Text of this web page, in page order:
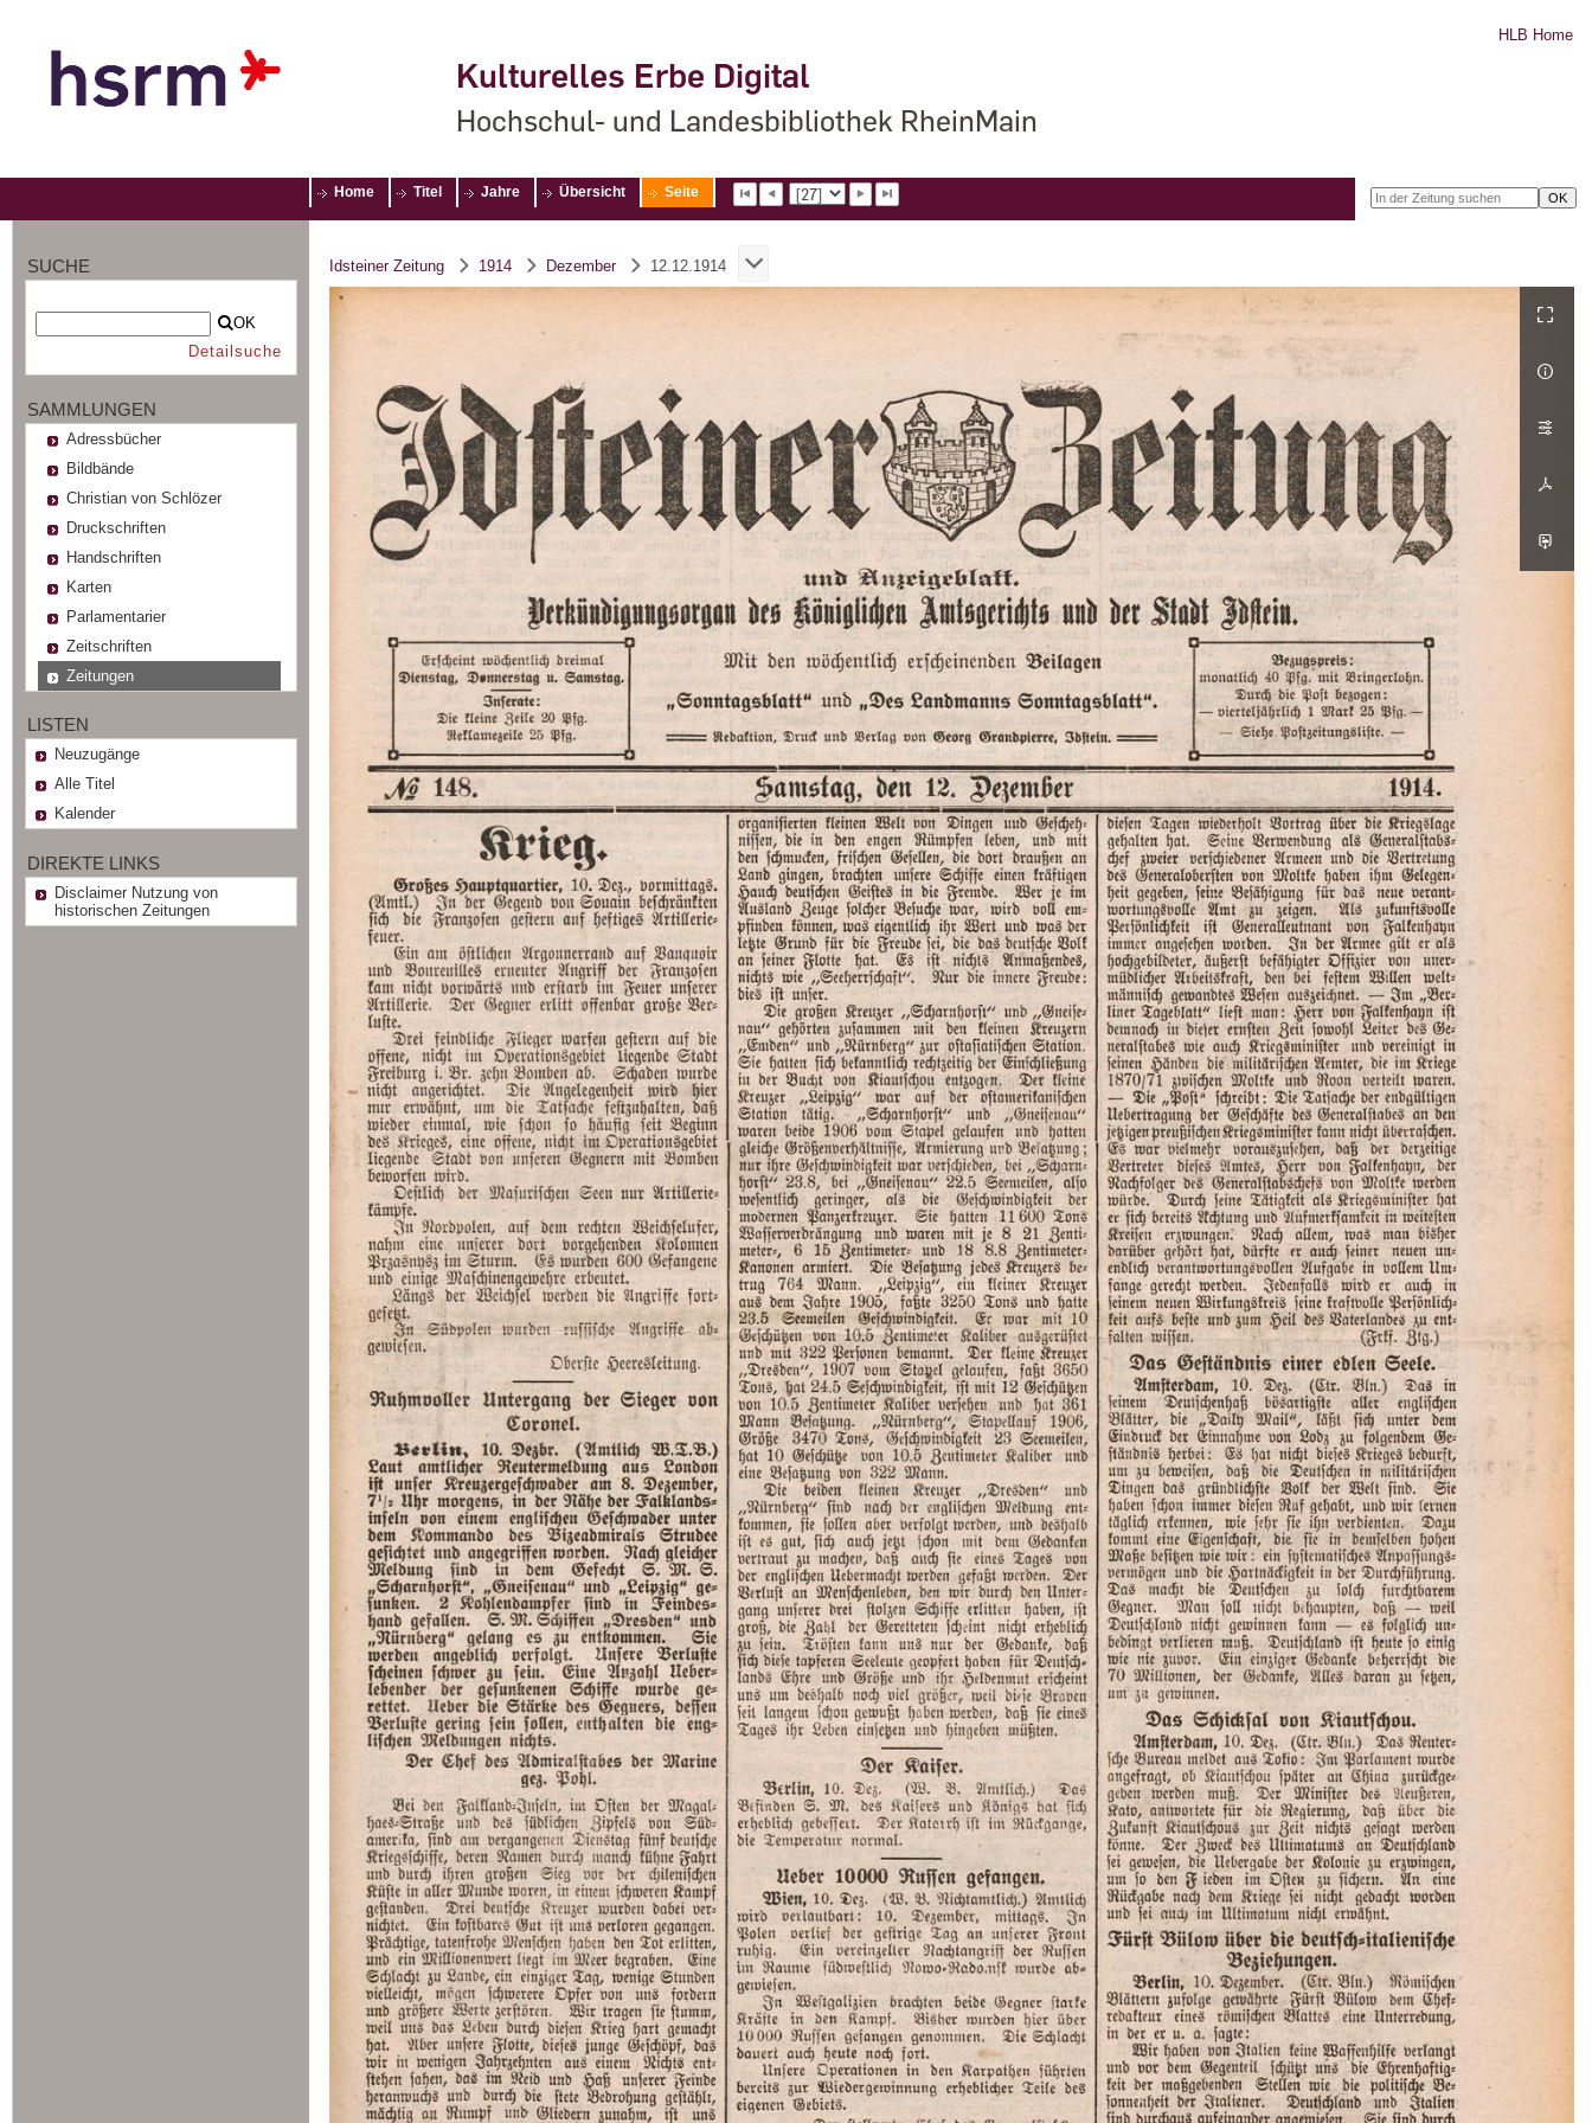
Kulturelles Erbe Digital
Hochschul- und Landesbibliothek RheinMain
HLB Home
Home Titel Jahre Übersicht Seite
SUCHE
OK
Detailsuche
SAMMLUNGEN
Adressbücher
Bildbände
Christian von Schlözer
Druckschriften
Handschriften
Karten
Parlamentarier
Zeitschriften
Zeitungen
LISTEN
Neuzugänge
Alle Titel
Kalender
DIREKTE LINKS
Disclaimer Nutzung von
historischen Zeitungen
Idsteiner Zeitung 1914 Dezember 12.12.1914